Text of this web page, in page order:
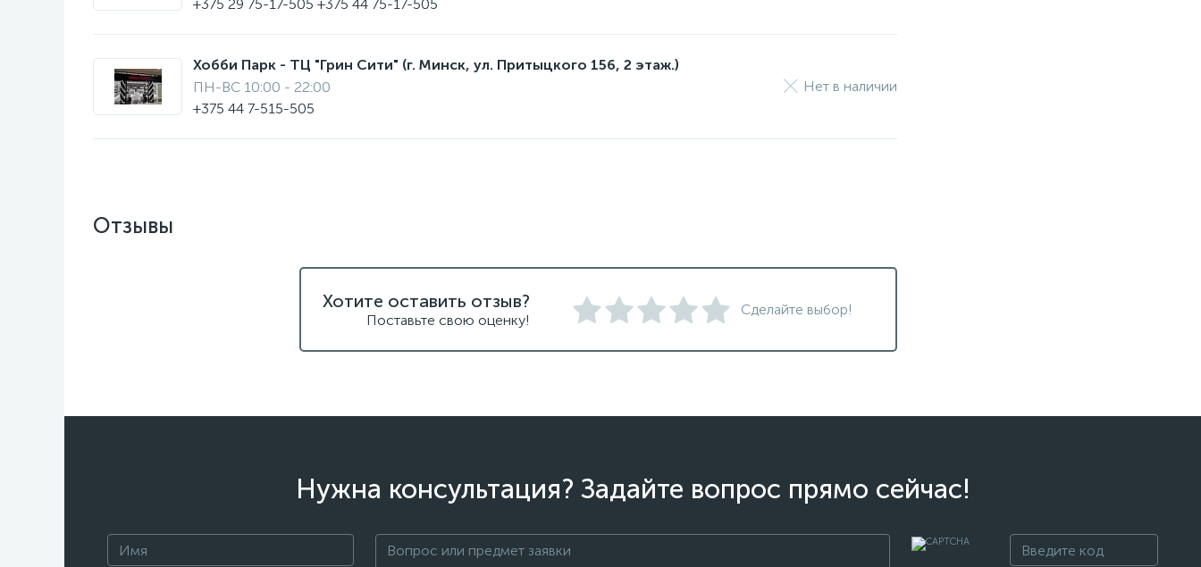
+375 29 75-17-505 +375 44 75-17-505
Хобби Парк - ТЦ "Грин Сити" (г. Минск, ул. Притыцкого 156, 2 этаж.)
ПН-ВС 10:00 - 22:00
+375 44 7-515-505
Нет в наличии
Отзывы
Хотите оставить отзыв?
Поставьте свою оценку!
Сделайте выбор!
Нужна консультация? Задайте вопрос прямо сейчас!